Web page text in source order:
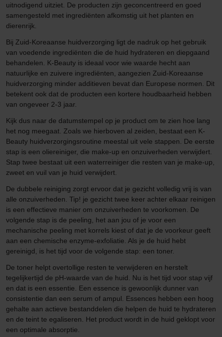
uitnodigend uitziet. De producten zijn geconcentreerd en goed
samengesteld met ingrediënten afkomstig uit het planten en
dierenrijk.
Bij Zuid-Koreaanse huidverzorging ligt de nadruk op het gebruik
van voedende ingrediënten die de huid hydrateren en diepgaand
behandelen. K-Beauty is ideaal voor wie waarde hecht aan
natuurlijke en zuivere ingrediënten, aangezien Zuid-Koreaanse
huidverzorging minder additieven bevat dan Europese normen. Dit
betekent ook dat de producten een kortere houdbaarheid hebben
van ongeveer 2-3 jaar.
Kijk dus naar de datumstempel op je product om te zien hoe lang
het nog meegaat. Zoals we hierboven al zeiden, bestaat een K-
Beauty huidverzorgingsroutine meestal uit vele stappen. De eerste
stap is een oliereiniger, die make-up en onzuiverheden verwijdert.
Stap twee bestaat uit een waterreiniger die resten van je make-up,
zweet en vuil van je huid verwijdert.
De dubbele reiniging zorgt ervoor dat je gezicht volledig vrij is van
alle onzuiverheden. Tip! je gezicht twee keer achter elkaar reinigen
is een effectieve manier om onzuiverheden te voorkomen. De
volgende stap is de peeling, het aan jou of je voor een
mechanische peeling met korrels kiest of dat je de voorkeur geeft
aan een chemische enzyme-exfoliatie. Als je de huid hebt
gereinigd, is het tijd voor de volgende stap: een toner.
De toner helpt overtollige resten te verwijderen en herstelt
tegelijkertijd de pH-waarde van de huid. Nu is het tijd voor stap vijf
en dat is een essentie. Een essence is gewoonlijk dunner van
consistentie dan een serum of ampul. Essences hebben een hoog
gehalte aan actieve bestanddelen die helpen de huid te hydrateren
en de teint te egaliseren. Het product wordt in de huid geklopt voor
een optimale absorptie.